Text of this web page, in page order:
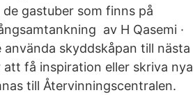
gastuber som finns på
av H Qasemi ·
skyddskåpan till nästa
få inspiration eller skriva nya
till Återvinningscentralen.